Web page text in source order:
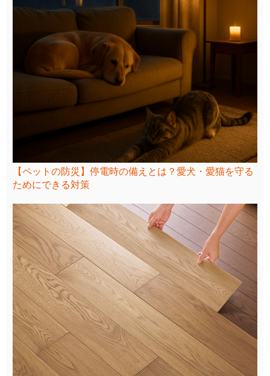
【ペットの防災】停電時の備えとは？愛犬・愛猫を守る
ためにできる対策